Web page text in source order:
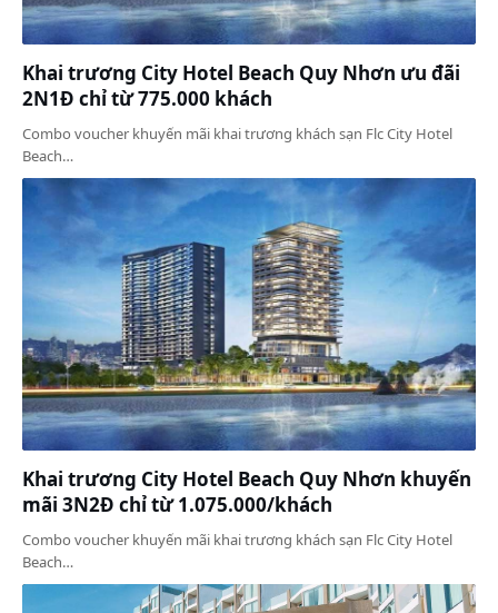
Khai trương City Hotel Beach Quy Nhơn ưu đãi
2N1Đ chỉ từ 775.000 khách
Combo voucher khuyến mãi khai trương khách sạn Flc City Hotel
Beach…
Khai trương City Hotel Beach Quy Nhơn khuyến
mãi 3N2Đ chỉ từ 1.075.000/khách
Combo voucher khuyến mãi khai trương khách sạn Flc City Hotel
Beach…